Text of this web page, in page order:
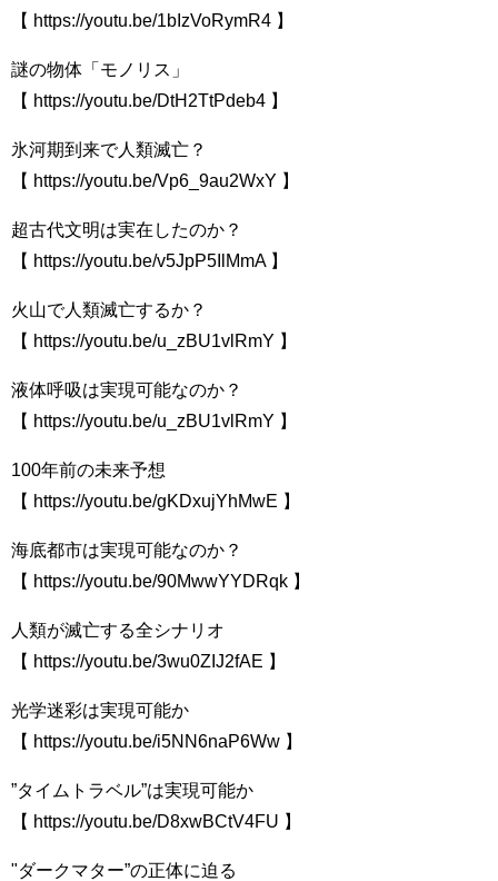
【 https://youtu.be/1bIzVoRymR4 】
謎の物体「モノリス」
【 https://youtu.be/DtH2TtPdeb4 】
氷河期到来で人類滅亡？
【 https://youtu.be/Vp6_9au2WxY 】
超古代文明は実在したのか？
【 https://youtu.be/v5JpP5IlMmA 】
火山で人類滅亡するか？
【 https://youtu.be/u_zBU1vlRmY​​ 】
液体呼吸は実現可能なのか？
【 https://youtu.be/u_zBU1vlRmY​​ 】
100年前の未来予想
【 https://youtu.be/gKDxujYhMwE​​ 】
海底都市は実現可能なのか？
【 https://youtu.be/90MwwYYDRqk​​ 】
人類が滅亡する全シナリオ
【 https://youtu.be/3wu0ZIJ2fAE​​ 】
光学迷彩は実現可能か
【 https://youtu.be/i5NN6naP6Ww​​​​ 】
”タイムトラベル”は実現可能か
【 https://youtu.be/D8xwBCtV4FU​​​​ 】
"ダークマター”の正体に迫る